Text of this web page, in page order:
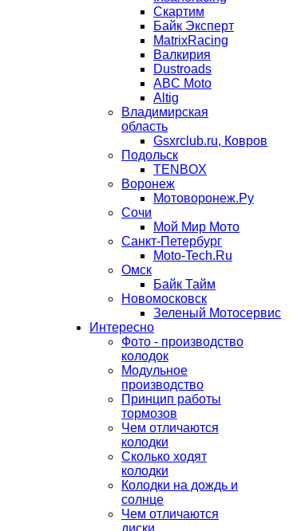
Скартим
Байк Эксперт
MatrixRacing
Валкирия
Dustroads
ABC Moto
Altig
Владимирская
область
Gsxrclub.ru, Ковров
Подольск
TENBOX
Воронеж
Мотоворонеж.Ру
Сочи
Мой Мир Мото
Санкт-Петербург
Moto-Tech.Ru
Омск
Байк Тайм
Новомосковск
Зеленый Мотосервис
Интересно
Фото - производство
колодок
Модульное
производство
Принцип работы
тормозов
Чем отличаются
колодки
Сколько ходят
колодки
Колодки на дождь и
солнце
Чем отличаются
диски